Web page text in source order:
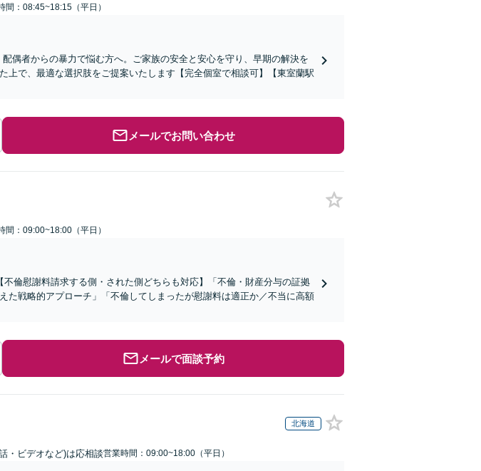
間：08:45~18:15（平日）
偶者からの暴力で悩む方へ。ご家族の安全と安心を守り、早期の解決を
上で、最適な選択肢をご提案いたします【完全個室で相談可】【東室蘭駅
メールでお問い合わせ
間：09:00~18:00（平日）
倫慰謝料請求する側・された側どちらも対応】「不倫・財産分与の証拠
た戦略的アプローチ」「不倫してしまったが慰謝料は適正か／不当に高額
メールで面談予約
北海道
・ビデオなど)は応相談営業時間：09:00~18:00（平日）